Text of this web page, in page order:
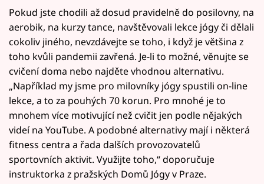
Pokud jste chodili až dosud pravidelně do posilovny, na
aerobik, na kurzy tance, navštěvovali lekce jógy či dělali
cokoliv jiného, nevzdávejte se toho, i když je většina z
toho kvůli pandemii zavřená. Je-li to možné, věnujte se
cvičení doma nebo najděte vhodnou alternativu.
„Například my jsme pro milovníky jógy spustili on-line
lekce, a to za pouhých 70 korun. Pro mnohé je to
mnohem více motivující než cvičit jen podle nějakých
videí na YouTube. A podobné alternativy mají i některá
fitness centra a řada dalších provozovatelů
sportovních aktivit. Využijte toho,“ doporučuje
instruktorka z pražských Domů Jógy v Praze.